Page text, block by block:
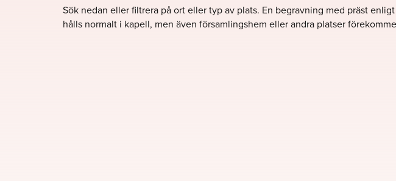
Sök nedan eller filtrera på ort eller typ av plats. En begravning med präst
hålls normalt i kapell, men även församlingshem eller andra platser